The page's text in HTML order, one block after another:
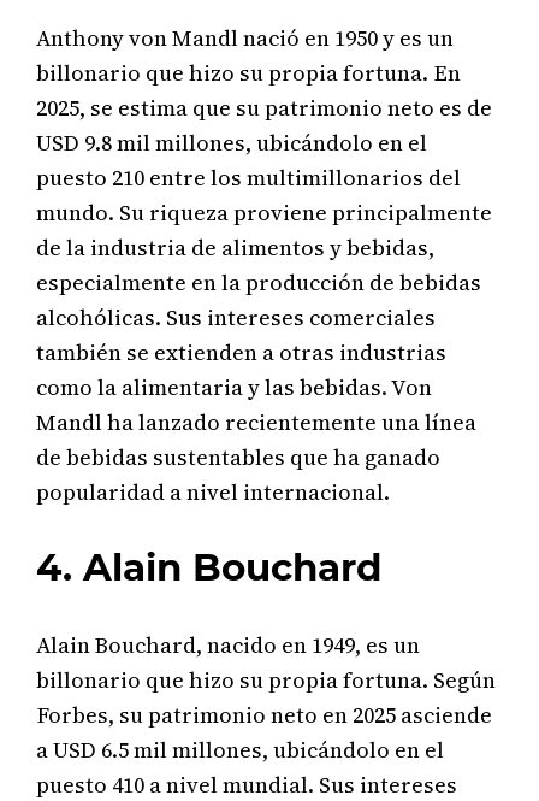
Anthony von Mandl nació en 1950 y es un
billonario que hizo su propia fortuna. En
2025, se estima que su patrimonio neto es de
USD 9.8 mil millones, ubicándolo en el
puesto 210 entre los multimillonarios del
mundo. Su riqueza proviene principalmente
de la industria de alimentos y bebidas,
especialmente en la producción de bebidas
alcohólicas. Sus intereses comerciales
también se extienden a otras industrias
como la alimentaria y las bebidas. Von
Mandl ha lanzado recientemente una línea
de bebidas sustentables que ha ganado
popularidad a nivel internacional.
4. Alain Bouchard
Alain Bouchard, nacido en 1949, es un
billonario que hizo su propia fortuna. Según
Forbes, su patrimonio neto en 2025 asciende
a USD 6.5 mil millones, ubicándolo en el
puesto 410 a nivel mundial. Sus intereses